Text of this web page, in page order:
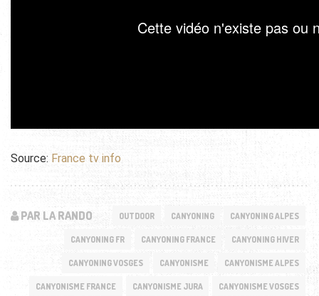
Source: France tv info
PAR LA RANDO OUTDOOR CANYONING CANYONING ALPES
CANYONING FR CANYONING FRANCE CANYONING HIVER
CANYONING VOSGES CANYONISME CANYONISME ALPES
CANYONISME FRANCE CANYONISME JURA CANYONISME VOSGES